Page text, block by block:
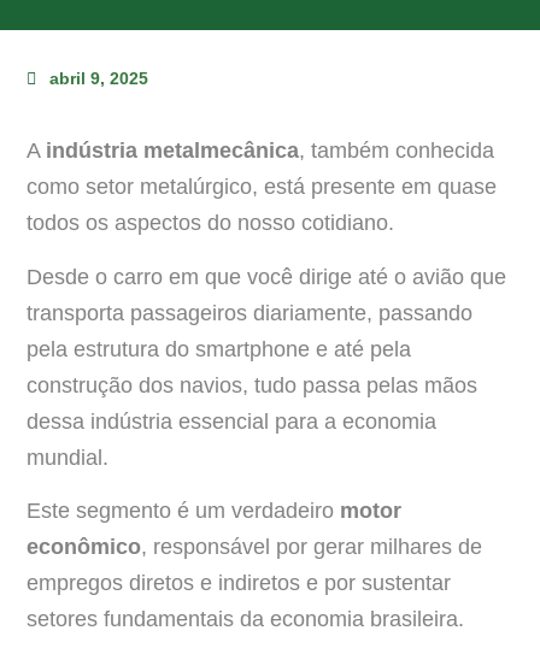
abril 9, 2025
A indústria metalmecânica, também conhecida
como setor metalúrgico, está presente em quase
todos os aspectos do nosso cotidiano.
Desde o carro em que você dirige até o avião que
transporta passageiros diariamente, passando
pela estrutura do smartphone e até pela
construção dos navios, tudo passa pelas mãos
dessa indústria essencial para a economia
mundial.
Este segmento é um verdadeiro motor
econômico, responsável por gerar milhares de
empregos diretos e indiretos e por sustentar
setores fundamentais da economia brasileira.